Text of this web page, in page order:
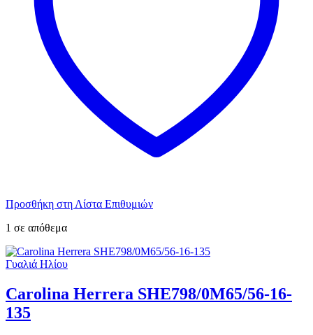
Προσθήκη στη Λίστα Επιθυμιών
1 σε απόθεμα
Γυαλιά Ηλίου
Carolina Herrera SHE798/0M65/56-16-
135